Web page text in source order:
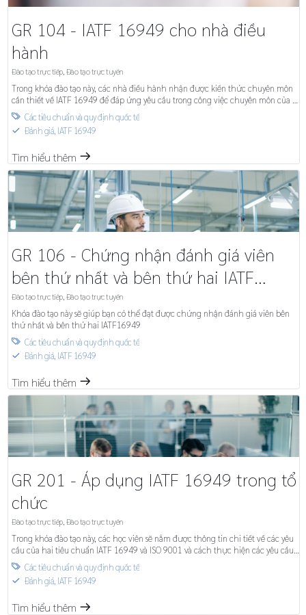
GR 104 - IATF 16949 cho nhà điều
hành
Đào tạo trực tiếp, Đào tạo trực tuyến
Trong khóa đào tạo này, các nhà điều hành nhận được kiến thức chuyên môn
cần thiết về IATF 16949 để đáp ứng yêu cầu trong công việc chuyên môn của họ
và được hướng dẫn cách thực hiện nó trong tổ chức.
 Các tiêu chuẩn và quy định quốc tế
S Đánh giá, IATF 16949
Tìm hiểu thêm m
GR 106 - Chứng nhận đánh giá viên
bên thứ nhất và bên thứ hai IATF
16949– Khóa đào tạo 1 tuần
Đào tạo trực tiếp, Đào tạo trực tuyến
Khóa đào tạo này sẽ giúp bạn có thể đạt được chứng nhận đánh giá viên bên
thứ nhất và bên thứ hai IATF16949
 Các tiêu chuẩn và quy định quốc tế
S Đánh giá, IATF 16949
Tìm hiểu thêm m
GR 201 - Áp dụng IATF 16949 trong tổ
chức
Đào tạo trực tiếp,Đào tạo trực tuyến
Trong khóa đào tạo này, các học viên sẽ nắm được thông tin chi tiết về các yêu
cầu của hai tiêu chuẩn IATF 16949 và ISO 9001 và cách thực hiện các yêu cầu
đó trong công ty của họ.
 Các tiêu chuẩn và quy định quốc tế
S Đánh giá, IATF 16949
Tìm hiểu thêm m